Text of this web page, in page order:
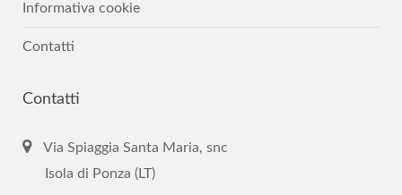
Informativa cookie
Contatti
Contatti
Via Spiaggia Santa Maria, snc
Isola di Ponza (LT)